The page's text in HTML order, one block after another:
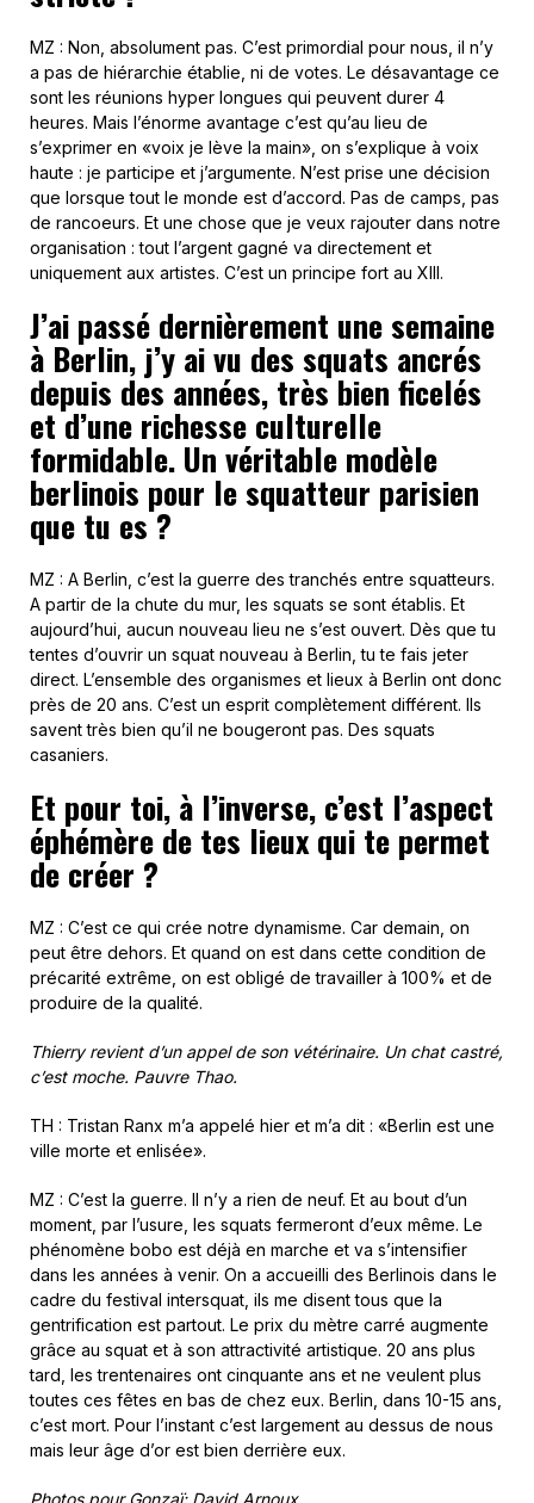
MZ : Non, absolument pas. C’est primordial pour nous, il n’y
a pas de hiérarchie établie, ni de votes. Le désavantage ce
sont les réunions hyper longues qui peuvent durer 4
heures. Mais l’énorme avantage c’est qu’au lieu de
s’exprimer en «voix je lève la main», on s’explique à voix
haute : je participe et j’argumente. N’est prise une décision
que lorsque tout le monde est d’accord. Pas de camps, pas
de rancoeurs. Et une chose que je veux rajouter dans notre
organisation : tout l’argent gagné va directement et
uniquement aux artistes. C’est un principe fort au XIII.
J’ai passé dernièrement une semaine
à Berlin, j’y ai vu des squats ancrés
depuis des années, très bien ficelés
et d’une richesse culturelle
formidable. Un véritable modèle
berlinois pour le squatteur parisien
que tu es ?
MZ : A Berlin, c’est la guerre des tranchés entre squatteurs.
A partir de la chute du mur, les squats se sont établis. Et
aujourd’hui, aucun nouveau lieu ne s’est ouvert. Dès que tu
tentes d’ouvrir un squat nouveau à Berlin, tu te fais jeter
direct. L’ensemble des organismes et lieux à Berlin ont donc
près de 20 ans. C’est un esprit complètement différent. Ils
savent très bien qu’il ne bougeront pas. Des squats
casaniers.
Et pour toi, à l’inverse, c’est l’aspect
éphémère de tes lieux qui te permet
de créer ?
MZ : C’est ce qui crée notre dynamisme. Car demain, on
peut être dehors. Et quand on est dans cette condition de
précarité extrême, on est obligé de travailler à 100% et de
produire de la qualité.
Thierry revient d’un appel de son vétérinaire. Un chat castré,
c’est moche. Pauvre Thao.
TH : Tristan Ranx m’a appelé hier et m’a dit : «Berlin est une
ville morte et enlisée».
MZ : C’est la guerre. Il n’y a rien de neuf. Et au bout d’un
moment, par l’usure, les squats fermeront d’eux même. Le
phénomène bobo est déjà en marche et va s’intensifier
dans les années à venir. On a accueilli des Berlinois dans le
cadre du festival intersquat, ils me disent tous que la
gentrification est partout. Le prix du mètre carré augmente
grâce au squat et à son attractivité artistique. 20 ans plus
tard, les trentenaires ont cinquante ans et ne veulent plus
toutes ces fêtes en bas de chez eux. Berlin, dans 10-15 ans,
c’est mort. Pour l’instant c’est largement au dessus de nous
mais leur âge d’or est bien derrière eux.
Photos pour Gonzaï: David Arnoux